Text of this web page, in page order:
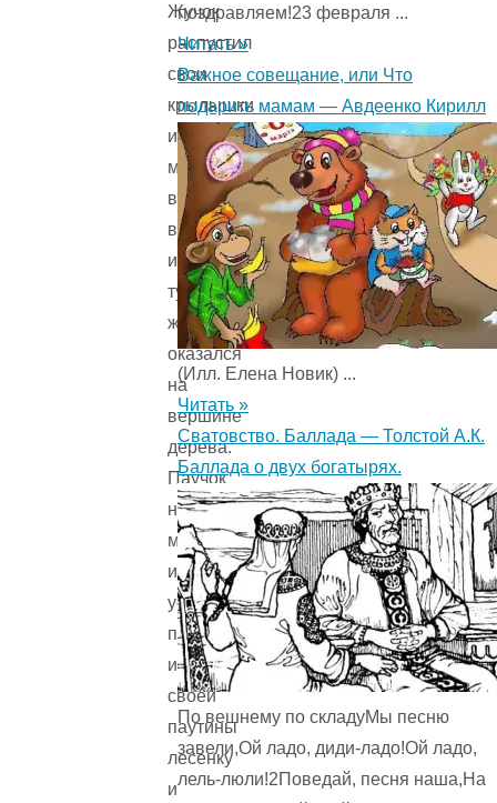
Жучок
распустил
свои
крылышки
и
мигом
взлетел
вверх
и
тут
же
оказался
на
вершине
дерева.
Паучок
начал
медленно
и
усердно
плести
из
своей
паутины
лесенку
и
поздравляем!23 февраля ...
Читать »
Важное совещание, или Что
подарить мамам — Авдеенко Кирилл
(Илл. Елена Новик) ...
Читать »
Сватовство. Баллада — Толстой А.К.
Баллада о двух богатырях.
По вешнему по складуМы песню
завели,Ой ладо, диди-ладо!Ой ладо,
лель-люли!2Поведай, песня наша,На